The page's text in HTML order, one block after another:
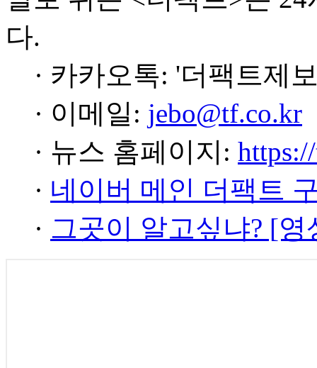
다.
· 카카오톡: '더팩트제
· 이메일: jebo@tf.co.kr
· 뉴스 홈페이지:
· 네이버 메인 더팩트
· 그곳이 알고싶냐? [